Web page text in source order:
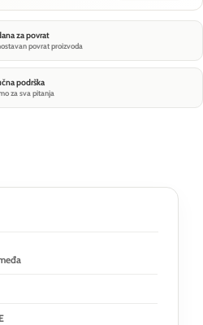
za povrat
povrat proizvoda
podrška
za sva pitanja